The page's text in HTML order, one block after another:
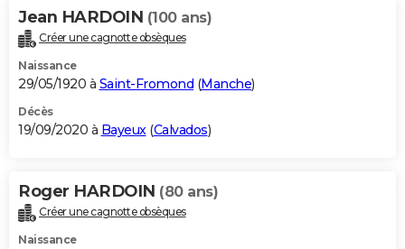
Jean HARDOIN (100 ans)
Créer une cagnotte obsèques
Naissance
29/05/1920 à Saint-Fromond (Manche)
Décès
19/09/2020 à Bayeux(Calvados)
Roger HARDOIN (80 ans)
Créer une cagnotte obsèques
Naissance